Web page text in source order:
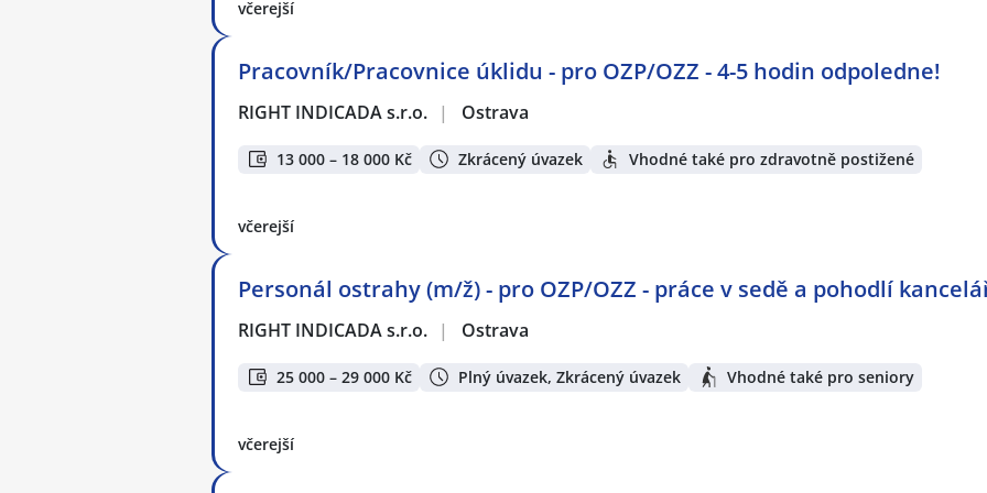
včerejší
Pracovník/Pracovnice úklidu - pro OZP/OZZ - 4-5 hodin odpoledne!
RIGHT INDICADA s.r.o. | Ostrava
13 000 – 18 000 Kč Zkrácený úvazek Vhodné také pro zdravotně postižené
včerejší
Personál ostrahy (m/ž) - pro OZP/OZZ - práce v sedě a pohodlí
RIGHT INDICADA s.r.o. | Ostrava
25 000 – 29 000 Kč Plný úvazek, Zkrácený úvazek Vhodné také pro seniory
včerejší